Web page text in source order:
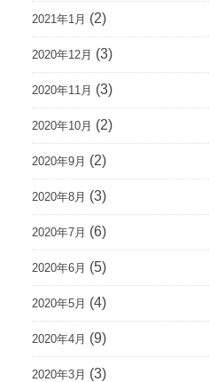
2021年1月 (2)
2020年12月 (3)
2020年11月 (3)
2020年10月 (2)
2020年9月 (2)
2020年8月 (3)
2020年7月 (6)
2020年6月 (5)
2020年5月 (4)
2020年4月 (9)
2020年3月 (3)